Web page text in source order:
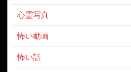
心霊写真
怖い動画
怖い話